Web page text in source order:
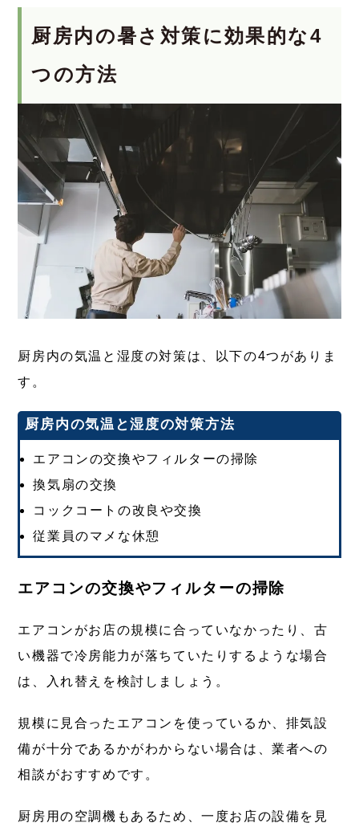
厨房内の暑さ対策に効果的な4
つの方法
厨房内の気温と湿度の対策は、以下の4つがありま
す。
厨房内の気温と湿度の対策方法
エアコンの交換やフィルターの掃除
換気扇の交換
コックコートの改良や交換
従業員のマメな休憩
エアコンの交換やフィルターの掃除
エアコンがお店の規模に合っていなかったり、古
い機器で冷房能力が落ちていたりするような場合
は、入れ替えを検討しましょう。
規模に見合ったエアコンを使っているか、排気設
備が十分であるかがわからない場合は、業者への
相談がおすすめです。
厨房用の空調機もあるため、一度お店の設備を見